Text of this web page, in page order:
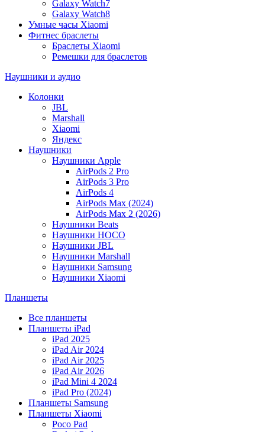
Galaxy Watch7
Galaxy Watch8
Умные часы Xiaomi
Фитнес браслеты
Браслеты Xiaomi
Ремешки для браслетов
Наушники и аудио
Колонки
JBL
Marshall
Xiaomi
Яндекс
Наушники
Наушники Apple
AirPods 2 Pro
AirPods 3 Pro
AirPods 4
AirPods Max (2024)
AirPods Max 2 (2026)
Наушники Beats
Наушники HOCO
Наушники JBL
Наушники Marshall
Наушники Samsung
Наушники Xiaomi
Планшеты
Все планшеты
Планшеты iPad
iPad 2025
iPad Air 2024
iPad Air 2025
iPad Air 2026
iPad Mini 4 2024
iPad Pro (2024)
Планшеты Samsung
Планшеты Xiaomi
Poco Pad